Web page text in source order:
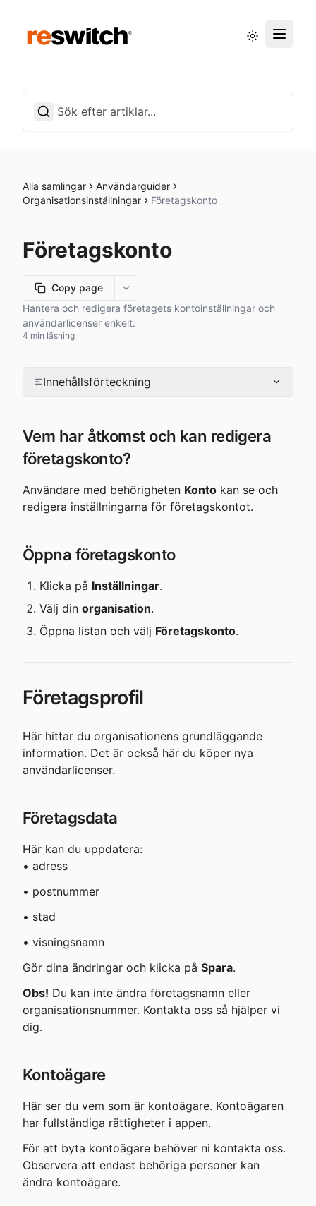
Svenska
Alla samlingar
Användarguider
Organisationsinställningar
Företagskonto
Företagskonto
Copy page
More options
Hantera och redigera företagets kontoinställningar och
användarlicenser enkelt.
4 min läsning
Innehållsförteckning
Vem har åtkomst och kan redigera
företagskonto?
Användare med behörigheten Konto kan se och
redigera inställningarna för företagskontot.
Öppna företagskonto
Klicka på Inställningar.
Välj din organisation.
Öppna listan och välj Företagskonto.
Företagsprofil
Här hittar du organisationens grundläggande
information. Det är också här du köper nya
användarlicenser.
Företagsdata
Här kan du uppdatera:
• adress
• postnummer
• stad
• visningsnamn
Gör dina ändringar och klicka på Spara.
Obs! Du kan inte ändra företagsnamn eller
organisationsnummer. Kontakta oss så hjälper vi
dig.
Kontoägare
Här ser du vem som är kontoägare. Kontoägaren
har fullständiga rättigheter i appen.
För att byta kontoägare behöver ni kontakta oss.
Observera att endast behöriga personer kan
ändra kontoägare.